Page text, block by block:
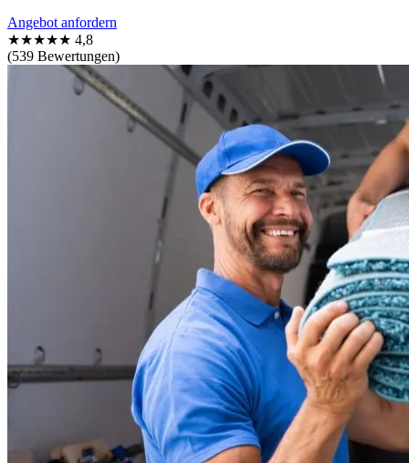
Angebot anfordern
★★★★★ 4,8
(539 Bewertungen)